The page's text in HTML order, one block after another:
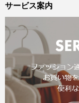
サービス案内